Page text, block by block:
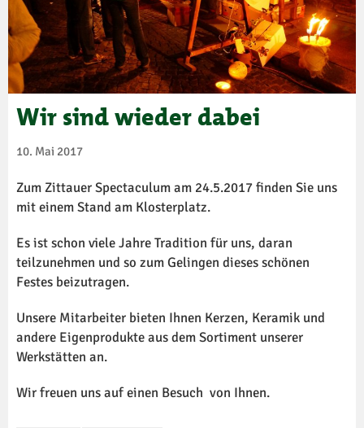
Wir sind wieder dabei
10. Mai 2017
Zum Zittauer Spectaculum am 24.5.2017 finden Sie uns
mit einem Stand am Klosterplatz.
Es ist schon viele Jahre Tradition für uns, daran
teilzunehmen und so zum Gelingen dieses schönen
Festes beizutragen.
Unsere Mitarbeiter bieten Ihnen Kerzen, Keramik und
andere Eigenprodukte aus dem Sortiment unserer
Werkstätten an.
Wir freuen uns auf einen Besuch von Ihnen.